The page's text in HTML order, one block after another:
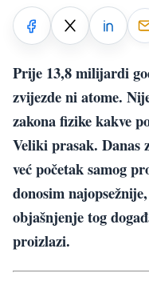
Prije 13,8 milijardi
zvijezde ni atome.
zakona fizike kakve
Veliki prasak. Danas
već početak samog
donosim
objašnjenje tog
proizlazi.